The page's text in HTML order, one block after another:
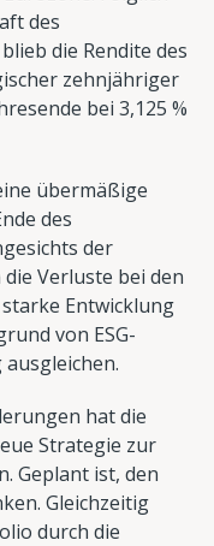
des
die Rendite des
zehnjähriger
bei 3,125 %
übermäßige
des
der
Verluste bei den
Entwicklung
von ESG-
hat die
Strategie zur
Geplant ist, den
Gleichzeitig
durch die